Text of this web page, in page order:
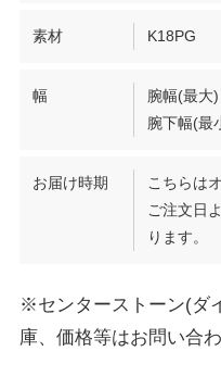
素材 K18PG
幅
腕幅(最大
腕下幅(最
お届け時期
こちらは
ご注文日
ります。
※センターストーン(ダ
庫、価格等はお問い合